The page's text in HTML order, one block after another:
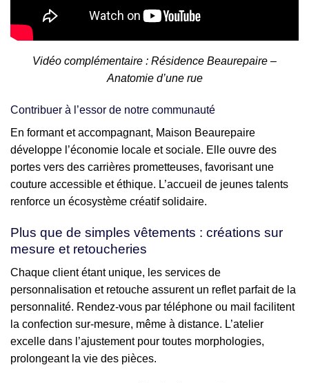
Vidéo complémentaire : Résidence Beaurepaire –
Anatomie d’une rue
Contribuer à l’essor de notre communauté
En formant et accompagnant, Maison Beaurepaire
développe l’économie locale et sociale. Elle ouvre des
portes vers des carrières prometteuses, favorisant une
couture accessible et éthique. L’accueil de jeunes talents
renforce un écosystème créatif solidaire.
Plus que de simples vêtements : créations sur
mesure et retoucheries
Chaque client étant unique, les services de
personnalisation et retouche assurent un reflet parfait de la
personnalité. Rendez-vous par téléphone ou mail facilitent
la confection sur-mesure, même à distance. L’atelier
excelle dans l’ajustement pour toutes morphologies,
prolongeant la vie des pièces.